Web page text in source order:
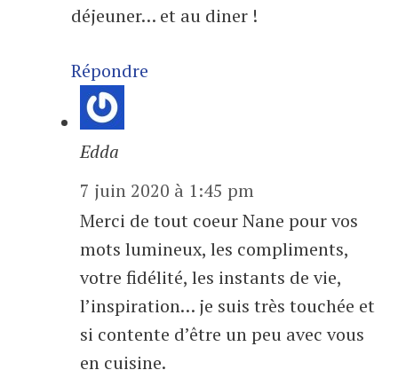
déjeuner… et au diner !
Répondre
Edda
7 juin 2020 à 1:45 pm
Merci de tout coeur Nane pour vos
mots lumineux, les compliments,
votre fidélité, les instants de vie,
l’inspiration… je suis très touchée et
si contente d’être un peu avec vous
en cuisine.